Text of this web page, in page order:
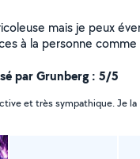
mais je peux
à la personne
les animaux.
par Grunberg : 5/5
et très sympathique. Je la